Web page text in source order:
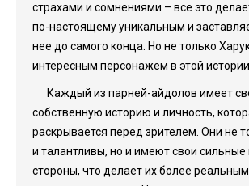
страхами и сомнениями – все это
по-настоящему уникальным и
нее до самого конца. Но не только
интересным персонажем в этой истории.
Каждый из парней-айдолов имеет
собственную историю и личность,
раскрывается перед зрителем. Они не
и талантливы, но и имеют свои сильные
стороны, что делает их более